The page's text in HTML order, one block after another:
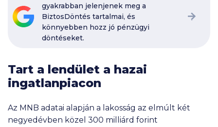
gyakrabban jelenjenek meg a
BiztosDöntés tartalmai, és
könnyebben hozz jó pénzügyi
döntéseket.
Tart a lendület a hazai
ingatlanpiacon
Az MNB adatai alapján a lakosság az elmúlt két
negyedévben közel 300 milliárd forint